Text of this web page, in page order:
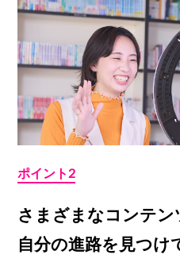
ポイント2
さまざまなコンテン
自分の進路を見つけ